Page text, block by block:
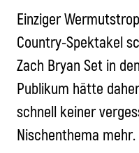
Einziger
Country-Spektakel
Zach Bryan Set in
Publikum hätte
schnell keiner
Nischenthema mehr.